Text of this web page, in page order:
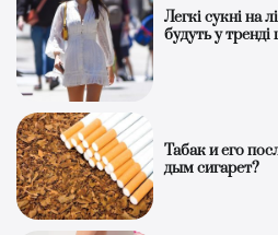
Легкі сукні на
будуть у
Табак и его
дым сигарет?